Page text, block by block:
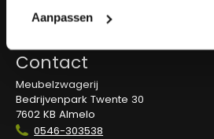
Aanpassen
Overeenkomst herroepen
Contact
Meubelzwagerij
Bedrijvenpark Twente 30
7602 KB Almelo
0546-303538